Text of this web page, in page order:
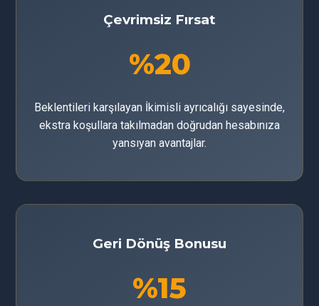
Çevrimsiz Fırsat
%20
Beklentileri karşılayan İkimisli ayrıcalığı sayesinde,
ekstra koşullara takılmadan doğrudan hesabınıza
yansıyan avantajlar.
Geri Dönüş Bonusu
%15